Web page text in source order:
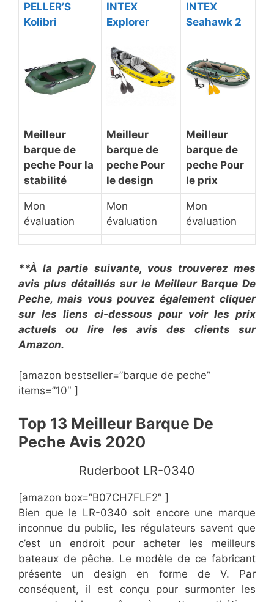
PELLER’S
Kolibri
INTEX
Explorer
INTEX
Seahawk 2
Meilleur
barque de
peche Pour la
stabilité
Meilleur
barque de
peche Pour
le design
Meilleur
barque de
peche Pour
le prix
Mon
évaluation
Mon
évaluation
Mon
évaluation
**À la partie suivante, vous trouverez mes
avis plus détaillés sur le Meilleur Barque De
Peche, mais vous pouvez également cliquer
sur les liens ci-dessous pour voir les prix
actuels ou lire les avis des clients sur
Amazon.
[amazon bestseller=”barque de peche”
items=”10″ ]
Top 13 Meilleur Barque De
Peche Avis 2020
​Ruderboot LR-0340
[amazon box=”B07CH7FLF2″ ]
Bien que le LR-0340 soit encore une marque
inconnue du public, les régulateurs savent que
c’est un endroit pour acheter les meilleurs
bateaux de pêche. Le modèle de ce fabricant
présente un design en forme de V. Par
conséquent, il est conçu pour surmonter les